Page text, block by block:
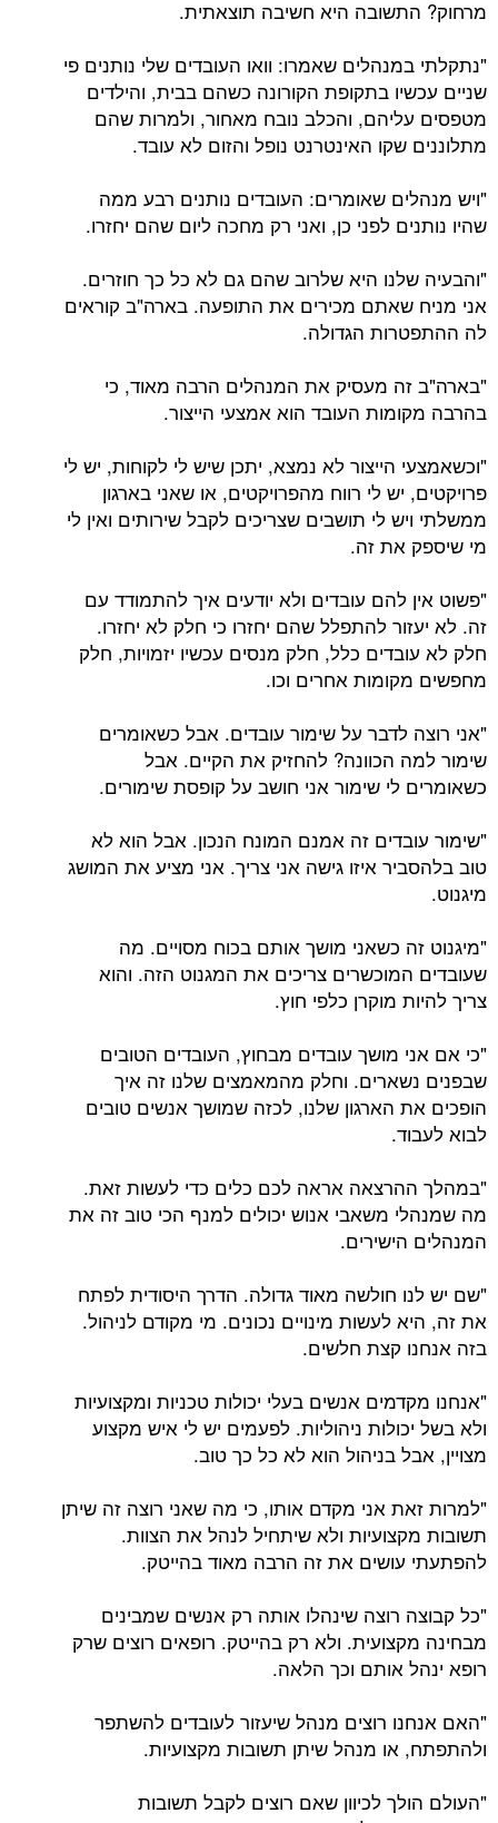
מרחוק? התשובה היא חשיבה תוצאתית.
"נתקלתי במנהלים שאמרו: וואו העובדים שלי נותנים פי
שניים עכשיו בתקופת הקורונה כשהם בבית, והילדים
מטפסים עליהם, והכלב נובח מאחור, ולמרות שהם
מתלוננים שקו האינטרנט נופל והזום לא עובד.
"ויש מנהלים שאומרים: העובדים נותנים רבע ממה
שהיו נותנים לפני כן, ואני רק מחכה ליום שהם יחזרו.
"והבעיה שלנו היא שלרוב שהם גם לא כל כך חוזרים.
אני מניח שאתם מכירים את התופעה. בארה"ב קוראים
לה ההתפטרות הגדולה.
"בארה"ב זה מעסיק את המנהלים הרבה מאוד, כי
בהרבה מקומות העובד הוא אמצעי הייצור.
"וכשאמצעי הייצור לא נמצא, יתכן שיש לי לקוחות, יש לי
פרויקטים, יש לי רווח מהפרויקטים, או שאני בארגון
ממשלתי ויש לי תושבים שצריכים לקבל שירותים ואין לי
מי שיספק את זה.
"פשוט אין להם עובדים ולא יודעים איך להתמודד עם
זה. לא יעזור להתפלל שהם יחזרו כי חלק לא יחזרו.
חלק לא עובדים כלל, חלק מנסים עכשיו יזמויות, חלק
מחפשים מקומות אחרים וכו.
"אני רוצה לדבר על שימור עובדים. אבל כשאומרים
שימור למה הכוונה? להחזיק את הקיים. אבל
כשאומרים לי שימור אני חושב על קופסת שימורים.
"שימור עובדים זה אמנם המונח הנכון. אבל הוא לא
טוב בלהסביר איזו גישה אני צריך. אני מציע את המושג
מיגנוט.
"מיגנוט זה כשאני מושך אותם בכוח מסויים. מה
שעובדים המוכשרים צריכים את המגנוט הזה. והוא
צריך להיות מוקרן כלפי חוץ.
"כי אם אני מושך עובדים מבחוץ, העובדים הטובים
שבפנים נשארים. וחלק מהמאמצים שלנו זה איך
הופכים את הארגון שלנו, לכזה שמושך אנשים טובים
לבוא לעבוד.
"במהלך ההרצאה אראה לכם כלים כדי לעשות זאת.
מה שמנהלי משאבי אנוש יכולים למנף הכי טוב זה את
המנהלים הישירים.
"שם יש לנו חולשה מאוד גדולה. הדרך היסודית לפתח
את זה, היא לעשות מינויים נכונים. מי מקודם לניהול.
בזה אנחנו קצת חלשים.
"אנחנו מקדמים אנשים בעלי יכולות טכניות ומקצועיות
ולא בשל יכולות ניהוליות. לפעמים יש לי איש מקצוע
מצויין, אבל בניהול הוא לא כל כך טוב.
"למרות זאת אני מקדם אותו, כי מה שאני רוצה זה שיתן
תשובות מקצועיות ולא שיתחיל לנהל את הצוות.
להפתעתי עושים את זה הרבה מאוד בהייטק.
"כל קבוצה רוצה שינהלו אותה רק אנשים שמבינים
מבחינה מקצועית. ולא רק בהייטק. רופאים רוצים שרק
רופא ינהל אותם וכך הלאה.
"האם אנחנו רוצים מנהל שיעזור לעובדים להשתפר
ולהתפתח, או מנהל שיתן תשובות מקצועיות.
"העולם הולך לכיוון שאם רוצים לקבל תשובות